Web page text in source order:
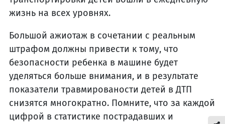
жизнь на всех уровнях.
Большой ажиотаж в сочетании с реальным
штрафом должны привести к тому, что
безопасности ребенка в машине будет
уделяться больше внимания, и в результате
показатели травмированости детей в ДТП
снизятся многократно. Помните, что за каждой
цифрой в статистике пострадавших и